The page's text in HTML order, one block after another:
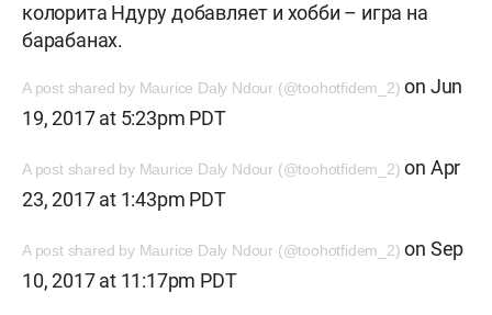
колорита Ндуру добавляет и хобби – игра на
барабанах.
A post shared by Maurice Daly Ndour (@toohotfidem_2) on Jun
19, 2017 at 5:23pm PDT
A post shared by Maurice Daly Ndour (@toohotfidem_2) on Apr
23, 2017 at 1:43pm PDT
A post shared by Maurice Daly Ndour (@toohotfidem_2) on Sep
10, 2017 at 11:17pm PDT